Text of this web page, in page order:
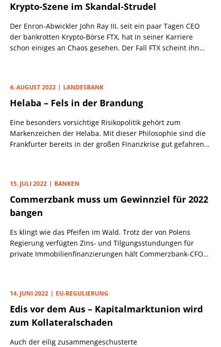
Bankhaus Oswald Kruber übernommen hatten, mischte das
Lösungen mit Dividendensteuerbezug mit. Das hatte böse
Folgen.
Krypto-Szene im Skandal-Strudel
Der Enron-Abwickler John Ray III, seit ein paar Tagen CEO
der bankrotten Krypto-Börse FTX, hat in seiner Karriere
schon einiges an Chaos gesehen. Der Fall FTX scheint ihn
vertrauenswürdige Finanzdaten vorhanden. Ob die FTX-
Pleite noch weitere Unternehmen mit sich reißt, war bei
gibt es bereits Pleite-Gerüchte, die Plattform Genesis
stoppte Auszahlungen und Neukredite.
4. AUGUST 2022 LANDESBANK
Helaba – Fels in der Brandung
Eine besonders vorsichtige Risikopolitik gehört zum
Markenzeichen der Helaba. Mit dieser Philosophie sind die
Frankfurter bereits in der großen Finanzkrise gut gefahren,
15. JULI 2022 BANKEN
Commerzbank muss um Gewinnziel für 2022
bangen
Es klingt wie das Pfeifen im Wald. Trotz der von Polens
Regierung verfügten Zins- und Tilgungsstundungen für
private Immobilienfinanzierungen hält Commerzbank-CFO
14. JUNI 2022 EU-REGULIERUNG
Edis vor dem Aus – Kapitalmarktunion wird
zum Kollateralschaden
Auch der eilig zusammengeschusterte